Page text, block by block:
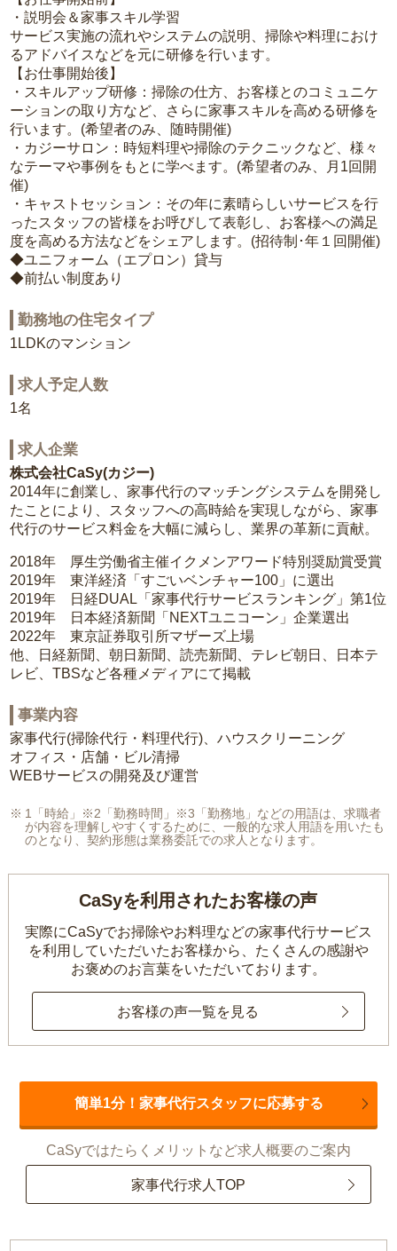
・説明会＆家事スキル学習
サービス実施の流れやシステムの説明、掃除や料理におけ
るアドバイスなどを元に研修を行います。
【お仕事開始後】
・スキルアップ研修：掃除の仕方、お客様とのコミュニケ
ーションの取り方など、さらに家事スキルを高める研修を
行います。(希望者のみ、随時開催)
・カジーサロン：時短料理や掃除のテクニックなど、様々
なテーマや事例をもとに学べます。(希望者のみ、月1回開
催)
・キャストセッション：その年に素晴らしいサービスを行
ったスタッフの皆様をお呼びして表彰し、お客様への満足
度を高める方法などをシェアします。(招待制･年１回開催)
◆ユニフォーム（エプロン）貸与
◆前払い制度あり
勤務地の住宅タイプ
1LDKのマンション
求人予定人数
1名
求人企業
株式会社CaSy(カジー)
2014年に創業し、家事代行のマッチングシステムを開発し
たことにより、スタッフへの高時給を実現しながら、家事
代行のサービス料金を大幅に減らし、業界の革新に貢献。
2018年 厚生労働省主催イクメンアワード特別奨励賞受賞
2019年 東洋経済「すごいベンチャー100」に選出
2019年 日経DUAL「家事代行サービスランキング」第1位
2019年 日本経済新聞「NEXTユニコーン」企業選出
2022年 東京証券取引所マザーズ上場
他、日経新聞、朝日新聞、読売新聞、テレビ朝日、日本テ
レビ、TBSなど各種メディアにて掲載
事業内容
家事代行(掃除代行・料理代行)、ハウスクリーニング
オフィス・店舗・ビル清掃
WEBサービスの開発及び運営
1「時給」※2「勤務時間」※3「勤務地」などの用語は、求職者
が内容を理解しやすくするために、一般的な求人用語を用いたも
のとなり、契約形態は業務委託での求人となります。
CaSyを利用されたお客様の声
実際にCaSyでお掃除やお料理などの家事代行サービス
を利用していただいたお客様から、 たくさんの感謝や
お褒めのお言葉をいただいております。
お客様の声一覧を見る
簡単1分！家事代行スタッフに応募する
CaSyではたらくメリットなど求人概要のご案内
家事代行求人TOP